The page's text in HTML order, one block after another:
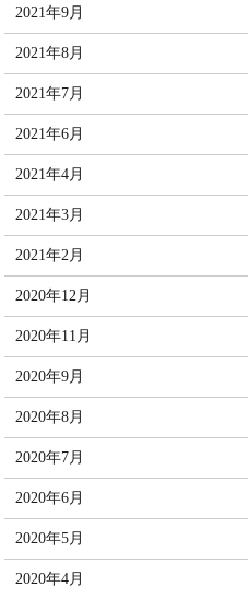
2021年9月
2021年8月
2021年7月
2021年6月
2021年4月
2021年3月
2021年2月
2020年12月
2020年11月
2020年9月
2020年8月
2020年7月
2020年6月
2020年5月
2020年4月